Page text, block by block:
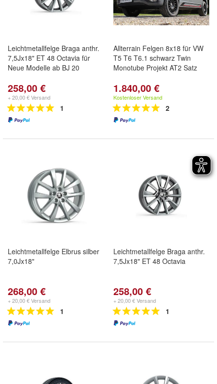
Leichtmetallfelge Braga anthr.
7,5Jx18" ET 48 Octavia für
Neue Modelle ab BJ 20
258,00 €
+ 20,00 € Versand
1
Allterrain Felgen 8x18 für VW
T5 T6 T6.1 schwarz Twin
Monotube Projekt AT2 Satz
1.840,00 €
Kostenloser Versand
2
Leichtmetallfelge Elbrus silber
7,0Jx18"
268,00 €
+ 20,00 € Versand
1
Leichtmetallfelge Braga anthr.
7,5Jx18" ET 48 Octavia
258,00 €
+ 20,00 € Versand
1